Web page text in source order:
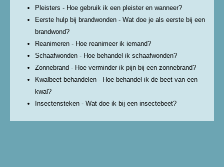
Pleisters - Hoe gebruik ik een pleister en wanneer?
Eerste hulp bij brandwonden - Wat doe je als eerste bij een
brandwond?
Reanimeren - Hoe reanimeer ik iemand?
Schaafwonden - Hoe behandel ik schaafwonden?
Zonnebrand - Hoe verminder ik pijn bij een zonnebrand?
Kwalbeet behandelen - Hoe behandel ik de beet van een
kwal?
Insectensteken - Wat doe ik bij een insectebeet?